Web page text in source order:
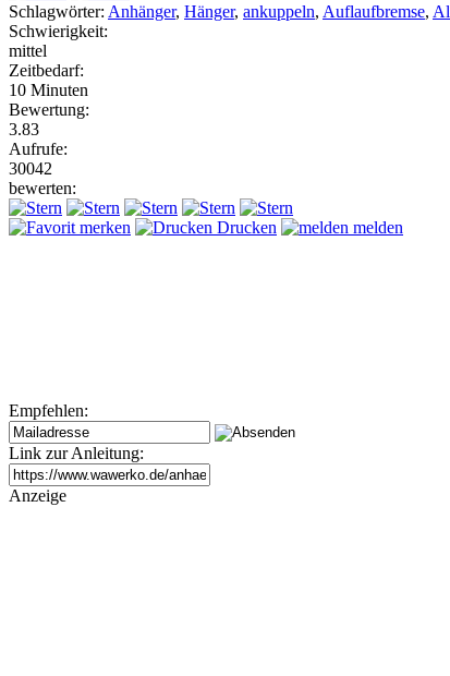
Schlagwörter: Anhänger, Hänger, ankuppeln, Auflaufbremse,
Schwierigkeit:
mittel
Zeitbedarf:
10 Minuten
Bewertung:
3.83
Aufrufe:
30042
bewerten:
merken Drucken melden
Empfehlen:
Link zur Anleitung:
Anzeige